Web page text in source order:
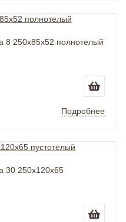
8 250x85x52 полнотелый
Подробнее
30 250x120x65